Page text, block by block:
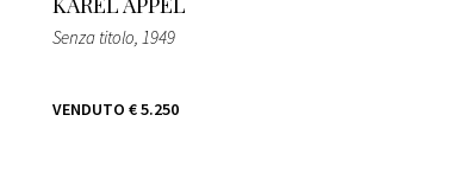
Senza titolo, 1949
VENDUTO € 5.250